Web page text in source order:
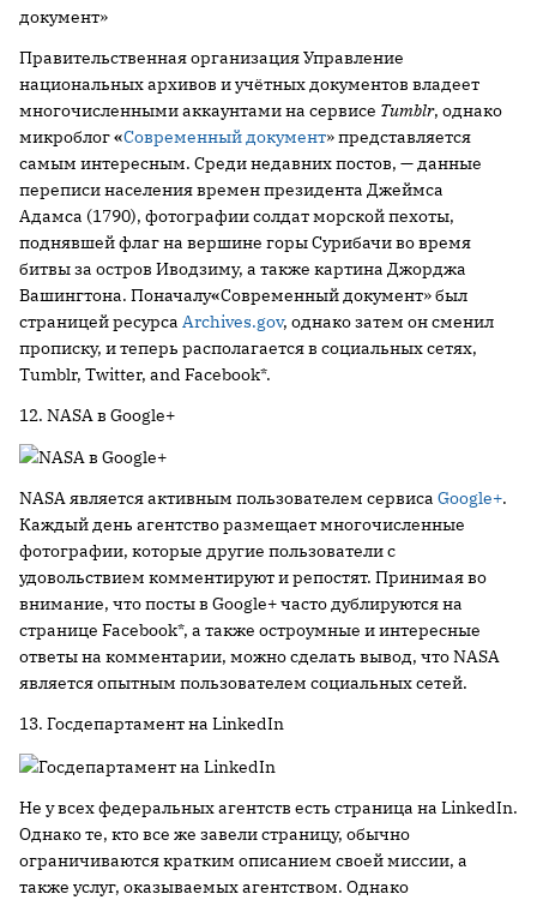
Правительственная организация Управление
национальных архивов и учётных документов владеет
многочисленными аккаунтами на сервисе Tumblr, однако
микроблог«Современный документ» представляется
самым интересным. Среди недавних постов, — данные
переписи населения времен президента Джеймса
Адамса (1790), фотографии солдат морской пехоты,
поднявшей флаг на вершине горы Сурибачи во время
битвы за остров Иводзиму, а также картина Джорджа
Вашингтона. Поначалу«Современный документ» был
страницей ресурса Archives.gov, однако затем он сменил
прописку, и теперь располагается в социальных сетях,
Tumblr, Twitter, and Facebook*.
12. NASA в Google+
NASA является активным пользователем сервиса Google+.
Каждый день агентство размещает многочисленные
фотографии, которые другие пользователи с
удовольствием комментируют и репостят. Принимая во
внимание, что посты в Google+ часто дублируются на
странице Facebook*, а также остроумные и интересные
ответы на комментарии, можно сделать вывод, что NASA
является опытным пользователем социальных сетей.
13. Госдепартамент на LinkedIn
Не у всех федеральных агентств есть страница на LinkedIn.
Однако те, кто все же завели страницу, обычно
ограничиваются кратким описанием своей миссии, а
также услуг, оказываемых агентством. Однако